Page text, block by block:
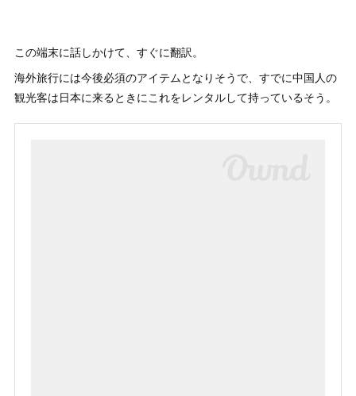
この端末に話しかけて、すぐに翻訳。
海外旅行には今後必須のアイテムとなりそうで、すでに中国人の
観光客は日本に来るときにこれをレンタルして持っているそう。